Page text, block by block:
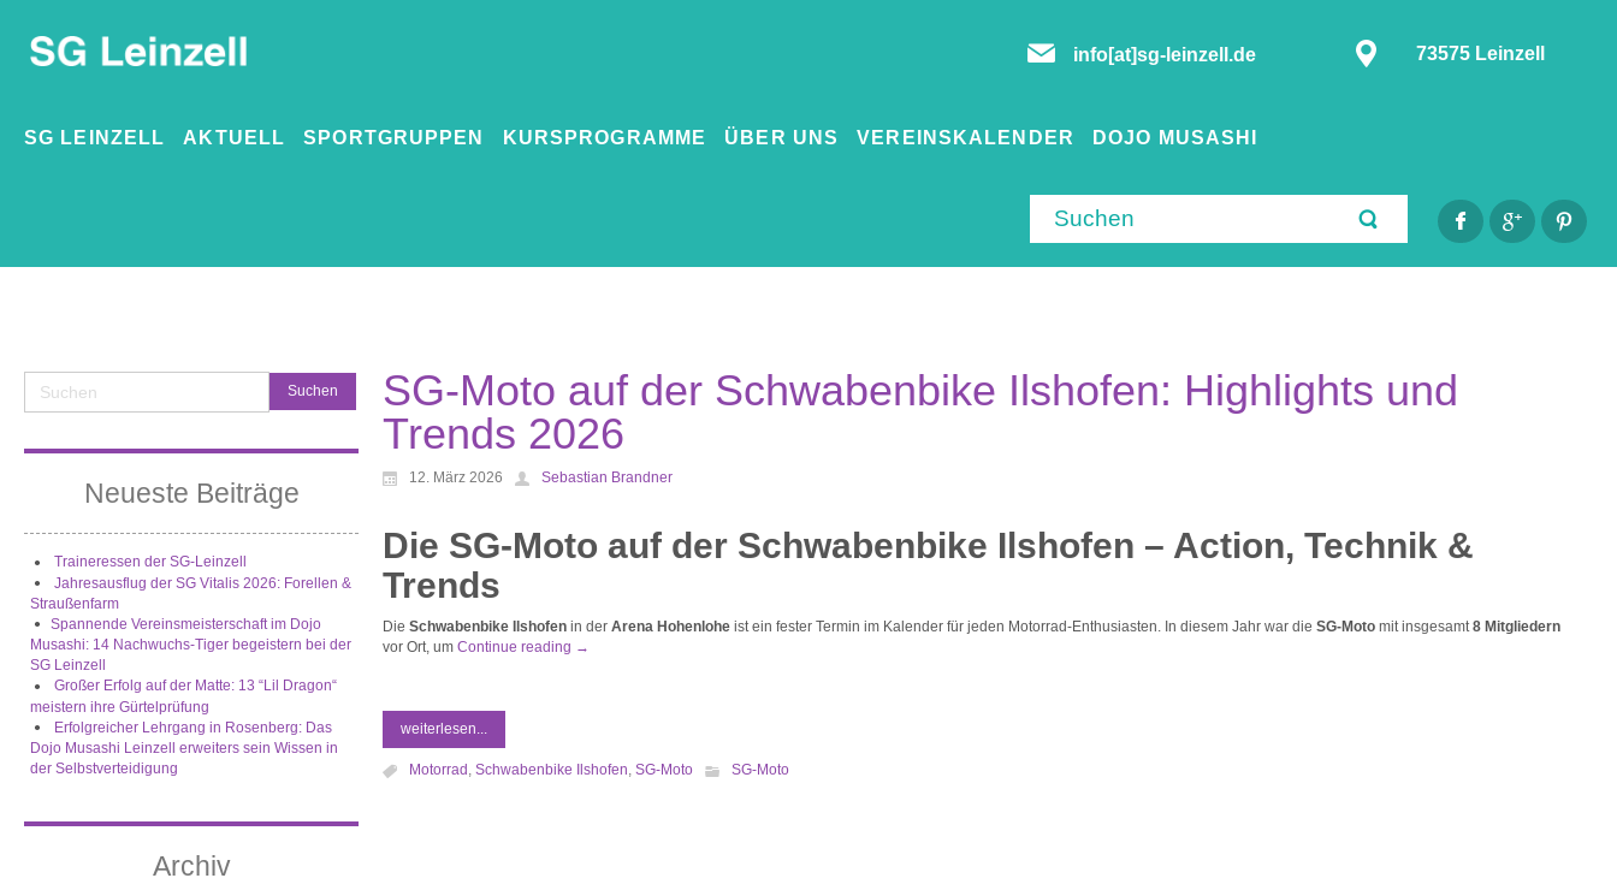
73575 Leinzell
info[at]sg-leinzell.de
SG LEINZELL AKTUELL SPORTGRUPPEN KURSPROGRAMME ÜBER UNS VEREINSKALENDER DOJO MUSASHI
Neueste Beiträge
Traineressen der SG-Leinzell
Jahresausflug der SG Vitalis 2026: Forellen &
Straußenfarm
​Spannende Vereinsmeisterschaft im Dojo
Musashi: 14 Nachwuchs-Tiger begeistern bei der
SG Leinzell
Großer Erfolg auf der Matte: 13 “Lil Dragon“
meistern ihre Gürtelprüfung
Erfolgreicher Lehrgang in Rosenberg: Das
Dojo Musashi Leinzell erweiters sein Wissen in
der Selbstverteidigung
Archiv
SG-Moto auf der Schwabenbike Ilshofen: Highlights und
Trends 2026
12. März 2026 Sebastian Brandner
Die SG-Moto auf der Schwabenbike Ilshofen – Action, Technik &
Trends
​Die Schwabenbike Ilshofen in der Arena Hohenlohe ist ein fester Termin im Kalender für jeden Motorrad-Enthusiasten. In diesem Jahr war die SG-Moto mit insgesamt8 Mitgliedern
vor Ort, um Continue reading →
weiterlesen...
Motorrad , Schwabenbike Ilshofen, SG-Moto SG-Moto